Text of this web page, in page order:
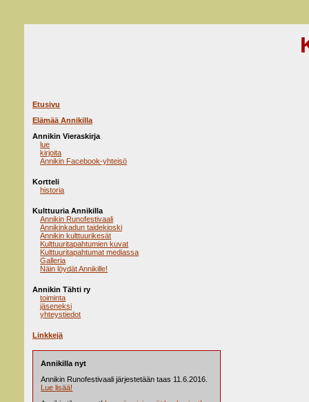
Etusivu
Elämää Annikilla
Annikin Vieraskirja
lue
kirjoita
Annikin Facebook-yhteisö
Kortteli
historia
Kulttuuria Annikilla
Annikin Runofestivaali
Annikinkadun taidekioski
Annikin kulttuurikesät
Kulttuuritapahtumien kuvat
Kulttuuritapahtumat mediassa
Galleria
Näin löydät Annikille!
Annikin Tähti ry
toiminta
jäseneksi
yhteystiedot
Linkkejä
Annikilla nyt
Annikin Runofestivaali järjestetään taas 11.6.2016.
Lue lisää!